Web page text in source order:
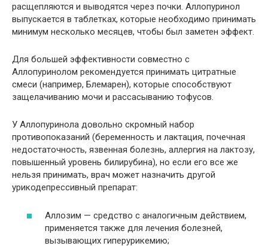
расщепляются и выводятся через почки. Аллопуринол
выпускается в таблетках, которые необходимо принимать
минимум несколько месяцев, чтобы был заметен эффект.
Для большей эффективности совместно с
Аллопуринолом рекомендуется принимать цитратные
смеси (например, Блемарен), которые способствуют
защелачиванию мочи и рассасыванию тофусов.
У Аллопуринола довольно скромный набор
противопоказаний (беременность и лактация, почечная
недостаточность, язвенная болезнь, аллергия на лактозу,
повышенный уровень билирубина), но если его все же
нельзя принимать, врач может назначить другой
урикодепрессивный препарат:
Аллозим — средство с аналогичным действием,
применяется также для лечения болезней,
вызывающих гиперурикемию;